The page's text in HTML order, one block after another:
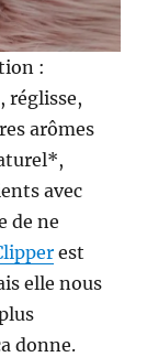
:
réglisse,
arômes
avec
de ne
est
elle nous
donne.